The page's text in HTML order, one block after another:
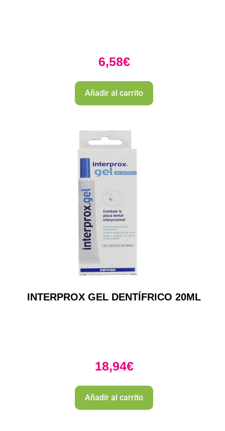
6,58€
Añadir al carrito
INTERPROX GEL DENTÍFRICO 20ML
18,94€
Añadir al carrito